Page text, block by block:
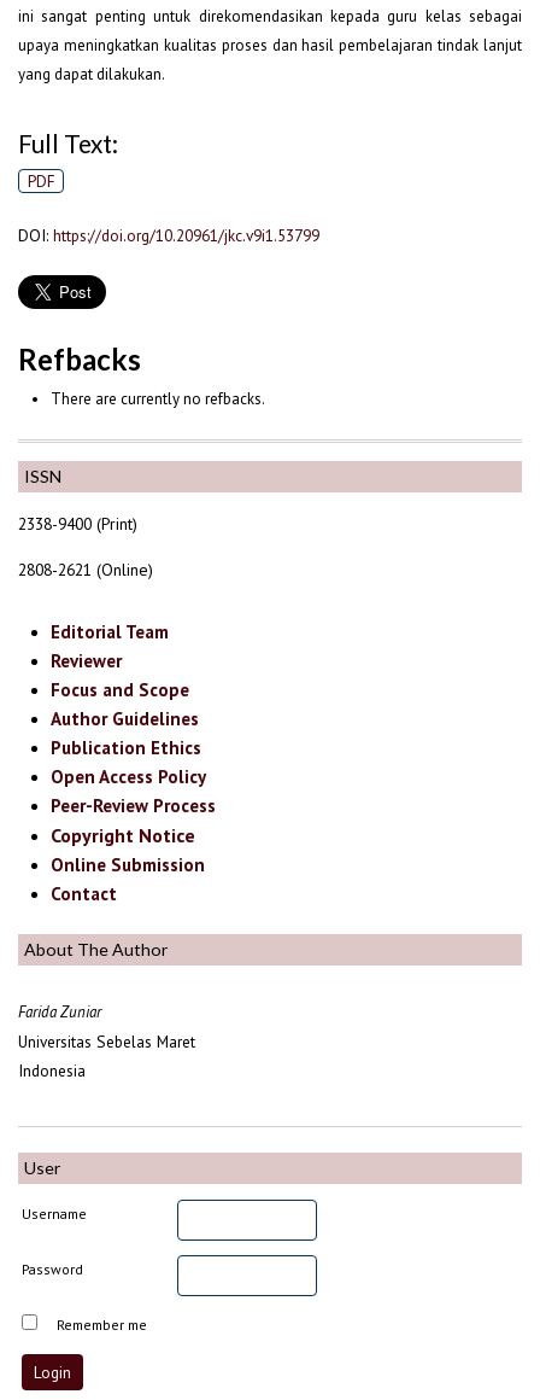
ISSN
2338-9400 (Print)
2808-2621 (Online)
Editorial Team
Reviewer
Focus and Scope
Author Guidelines
Publication Ethics
Open Access Policy
Peer-Review Process
Copyright Notice
Online Submission
Contact
About The Author
Farida Zuniar
Universitas Sebelas Maret
Indonesia
User
Username
Password
Remember me
ini sangat penting untuk direkomendasikan kepada guru kelas sebagai
upaya meningkatkan kualitas proses dan hasil pembelajaran tindak lanjut
yang dapat dilakukan.
Full Text:
PDF
DOI: https://doi.org/10.20961/jkc.v9i1.53799
Refbacks
There are currently no refbacks.